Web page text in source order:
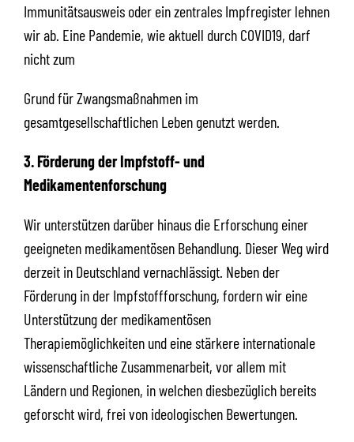
Immunitätsausweis oder ein zentrales Impfregister lehnen
wir ab. Eine Pandemie, wie aktuell durch COVID19, darf
nicht zum
Grund für Zwangsmaßnahmen im
gesamtgesellschaftlichen Leben genutzt werden.
3. Förderung der Impfstoff- und
Medikamentenforschung
Wir unterstützen darüber hinaus die Erforschung einer
geeigneten medikamentösen Behandlung. Dieser Weg wird
derzeit in Deutschland vernachlässigt. Neben der
Förderung in der Impfstoffforschung, fordern wir eine
Unterstützung der medikamentösen
Therapiemöglichkeiten und eine stärkere internationale
wissenschaftliche Zusammenarbeit, vor allem mit
Ländern und Regionen, in welchen diesbezüglich bereits
geforscht wird, frei von ideologischen Bewertungen.